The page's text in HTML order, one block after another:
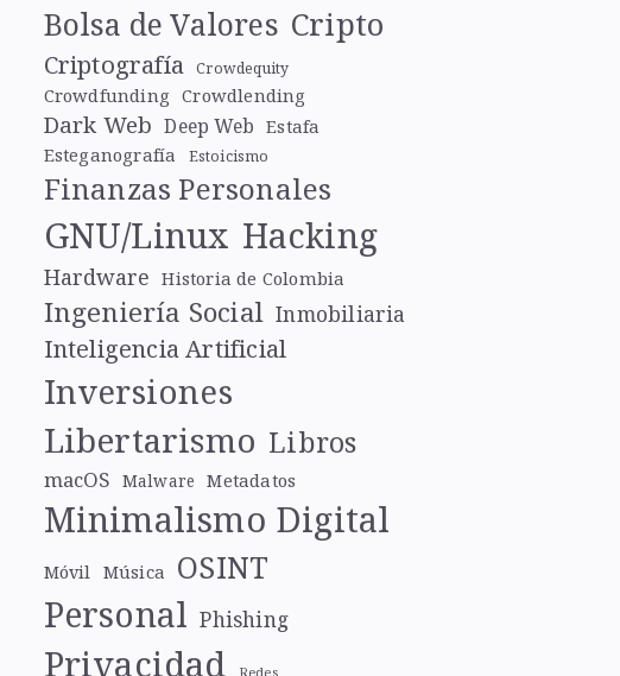
Bolsa de Valores Cripto
Criptografía Crowdequity
Crowdfunding Crowdlending
Dark Web Deep Web Estafa
Esteganografía
Estoicismo
Finanzas Personales
GNU/Linux Hacking
Hardware Historia de Colombia
Ingeniería Social Inmobiliaria
Inteligencia Artificial
Inversiones
Libertarismo Libros
macOS Malware Metadatos
Minimalismo Digital
Móvil Música OSINT
Personal Phishing
Privacidad Redes